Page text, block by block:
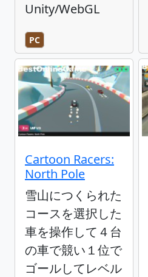
Unity/WebGL
PC
Cartoon Racers:
North Pole
雪山につくられた
コースを選択した
車を操作して４台
の車で競い１位で
ゴールしてレベル